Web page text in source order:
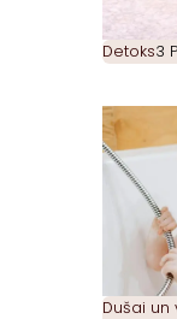
Detoks3
Dušai un